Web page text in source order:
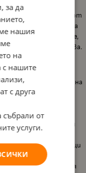
без нужда от
похапване по време на
от100% био плодове,
хранителни вещества.
с ранния етап на
подходяща за малки
присъстващи
, запазва натуралния
за да
нашия
на
с нашите
с друга
събрали от
услуги.